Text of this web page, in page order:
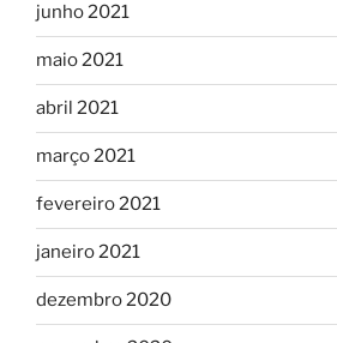
junho 2021
maio 2021
abril 2021
março 2021
fevereiro 2021
janeiro 2021
dezembro 2020